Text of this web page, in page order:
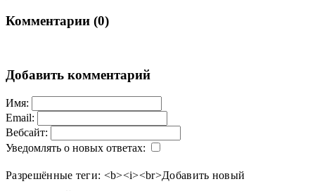
Комментарии (0)
Добавить комментарий
Имя:
Email:
Вебсайт:
Уведомлять о новых ответах:
Разрешённые теги: <b><i><br>Добавить новый